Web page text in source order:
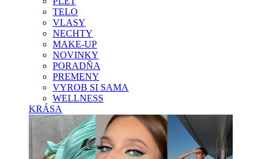
TELO
VLASY
NECHTY
MAKE-UP
NOVINKY
PORADŇA
PREMENY
VYROB SI SAMA
WELLNESS
KRÁSA